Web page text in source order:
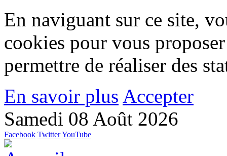
En naviguant sur ce site,
cookies pour vous
permettre de réaliser des
En savoir plus Accepter
Samedi 08 Août 2026
Facebook TwitterYouTube